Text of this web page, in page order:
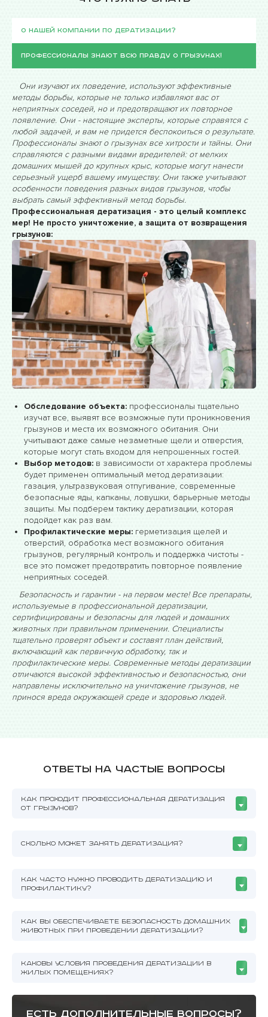
О нашей компании по дератизации?
Профессионалы знают всю правду о грызунах!
Они изучают их поведение, используют эффективные
методы борьбы, которые не только избавляют вас от
неприятных соседей, но и предотвращают их повторное
появление. Они - настоящие эксперты, которые справятся с
любой задачей, и вам не придется беспокоиться о результате.
Профессионалы знают о грызунах все хитрости и тайны. Они
справляются с разными видами вредителей: от мелких
домашних мышей до крупных крыс, которые могут нанести
серьезный ущерб вашему имуществу. Они также учитывают
особенности поведения разных видов грызунов, чтобы
выбрать самый эффективный метод борьбы.
Профессиональная дератизация - это целый комплекс
мер! Не просто уничтожение, а защита от возвращения
грызунов:
Обследование объекта: профессионалы тщательно
изучат все, выявят все возможные пути проникновения
грызунов и места их возможного обитания. Они
учитывают даже самые незаметные щели и отверстия,
которые могут стать входом для непрошенных гостей.
Выбор методов: в зависимости от характера проблемы
будет применен оптимальный метод дератизации:
газация, ультразвуковая отпугивание, современные
безопасные яды, капканы, ловушки, барьерные методы
защиты. Мы подберем тактику дератизации, которая
подойдет как раз вам.
Профилактические меры: герметизация щелей и
отверстий, обработка мест возможного обитания
грызунов, регулярный контроль и поддержка чистоты -
все это поможет предотвратить повторное появление
неприятных соседей.
Безопасность и гарантии - на первом месте! Все препараты,
используемые в профессиональной дератизации,
сертифицированы и безопасны для людей и домашних
животных при правильном применении. Специалисты
тщательно проверят объект и составят план действий,
включающий как первичную обработку, так и
профилактические меры. Современные методы дератизации
отличаются высокой эффективностью и безопасностью, они
направлены исключительно на уничтожение грызунов, не
принося вреда окружающей среде и здоровью людей.
Ответы на частые вопросы
КАК ПРОХОДИТ ПРОФЕССИОНАЛЬНАЯ ДЕРАТИЗАЦИЯ
ОТ ГРЫЗУНОВ?
СКОЛЬКО МОЖЕТ ЗАНЯТЬ ДЕРАТИЗАЦИЯ?
КАК ЧАСТО НУЖНО ПРОВОДИТЬ ДЕРАТИЗАЦИЮ И
ПРОФИЛАКТИКУ?
КАК ВЫ ОБЕСПЕЧИВАЕТЕ БЕЗОПАСНОСТЬ ДОМАШНИХ
ЖИВОТНЫХ ПРИ ПРОВЕДЕНИИ ДЕРАТИЗАЦИИ?
КАКОВЫ УСЛОВИЯ ПРОВЕДЕНИЯ ДЕРАТИЗАЦИИ В
ЖИЛЫХ ПОМЕЩЕНИЯХ?
есть дополнительные вопросы?